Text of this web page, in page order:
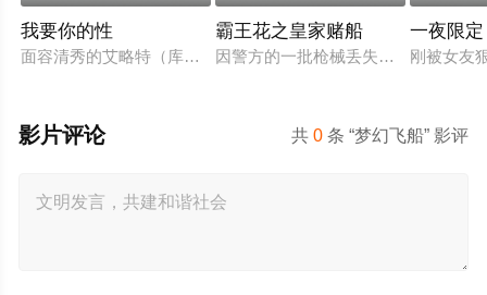
我要你的性
面容清秀的艾略特（库珀·霍夫曼 Cooper Hoffman 饰）在著名艺
霸王花之皇家赌船
因警方的一批枪械丢失，飞虎队简
一夜限定
刚被女友
共0 条 “梦幻飞船” 影评
影片评论